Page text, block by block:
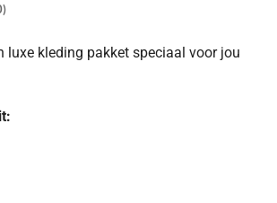
luxe kleding pakket speciaal voor jou